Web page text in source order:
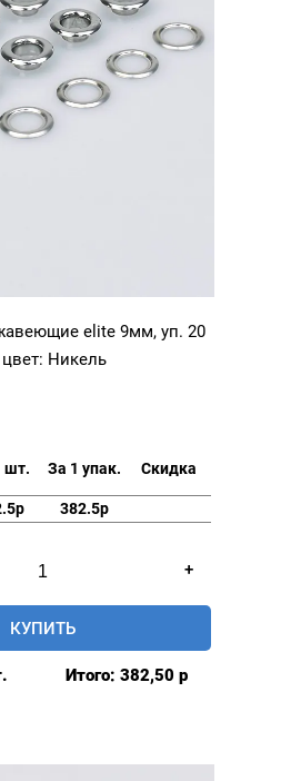
elite 9мм, уп. 20
Никель
шт. За 1 упак. Скидка
382.5р
нержавеющие
+
КУПИТЬ
Итого: 382,50 р